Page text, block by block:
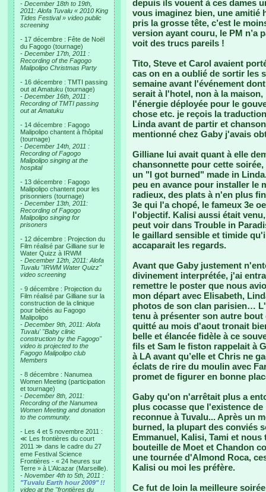
- December 18th to 19th,
2011: Alofa Tuvalu « 2010 King
Tides Festival » video public
screening
- 17 décembre : Fête de Noël
du Fagogo (tournage)
- December 17th, 2011 :
Recording of the Fagogo
Malipolipo Christmas Party
- 16 décembre : TMTI passing
out at Amatuku (tournage)
- December 16th, 2011 :
Recording of TMTI passing
out at Amatuku
- 14 décembre : Fagogo
Malipolipo chantent à l'hôpital
(tournage)
- December 14th, 2011 :
Recording of Fagogo
Malipolipo singing at the
hospital
- 13 décembre : Fagogo
Malipolipo chantent pour les
prisonniers (tournage)
- December 13th, 2011:
Recording of Fagogo
Malipolipo singing for
prisoners
- 12 décembre : Projection du
Film réalisé par Gilliane sur le
Water Quizz à IRWM
- December 12th, 2011: Alofa
Tuvalu "IRWM Water Quizz"
video screening
- 9 décembre : Projection du
Film réalisé par Gilliane sur la
construction de la clinique
pour bébés au Fagogo
Malipolipo
- December 9th, 2011: Alofa
Tuvalu' "Baby clinic
construction by the Fagogo"
video is projected to the
Fagogo Malipolipo club
Members
- 8 décembre : Nanumea
Women Meeting (participation
et tournage)
- December 8th, 2011:
Recording of the Nanumea
Women Meeting and donation
to the community.
- Les 4 et 5 novembre 2011 :
≪ Les frontières du court
2011 ≫ dans le cadre du 27
eme Festival Science
Frontières - « 24 heures sur
Terre » à L’Alcazar (Marseille).
- November 4th to 5th, 2011 :
"Tuvalu Earth hour 2009" !!
video at the "frontières du
depuis ils vouent à ces dames
vous imaginez bien, une amitié
pris la grosse tête, c’est le
version ayant couru, le PM n’a
voit des trucs pareils !
Tito, Steve et Carol avaient
cas on en a oublié de sortir les
semaine avant l'événement
serait à l'hotel, non à la
l'énergie déployée pour le
chose etc. je reçois la
Linda avant de partir et
mentionné chez Gaby j'avais
Gilliane lui avait quant à elle
chansonnette pour cette soirée,
un "I got burned" made in
peu en avance pour installer le
radieux, des plats à n'en plus
3e qui l'a chopé, le fameux 3e
l'objectif. Kalisi aussi était
peut voir dans Trouble in
le gaillard sensible et timide
accaparait les regards.
Avant que Gaby justement
divinement interprétée, j'ai
remettre le poster que nous
mon départ avec Elisabeth,
photos de son clan parisien…
tenu à présenter son autre
quitté au mois d'aout tronait
belle et élancée fidèle à ce
fils et Sam le fiston rappelait à
à LA avant qu’elle et Chris ne
éclats de rire du moulin avec
promet de figurer en bonne
Gaby qu'on n'arrêtait plus a
plus cocasse que l'existence
reconnue à Tuvalu... Après un
burned, la plupart des conviés
Emmanuel, Kalisi, Tami et
bouteille de Moet et Chandon
une tournée d'Almond Roca,
Kalisi ou moi les préfère.
Ce fut de loin la meilleure